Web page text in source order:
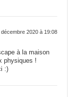
décembre 2020 à 19:08
à la maison
physiques !
:)